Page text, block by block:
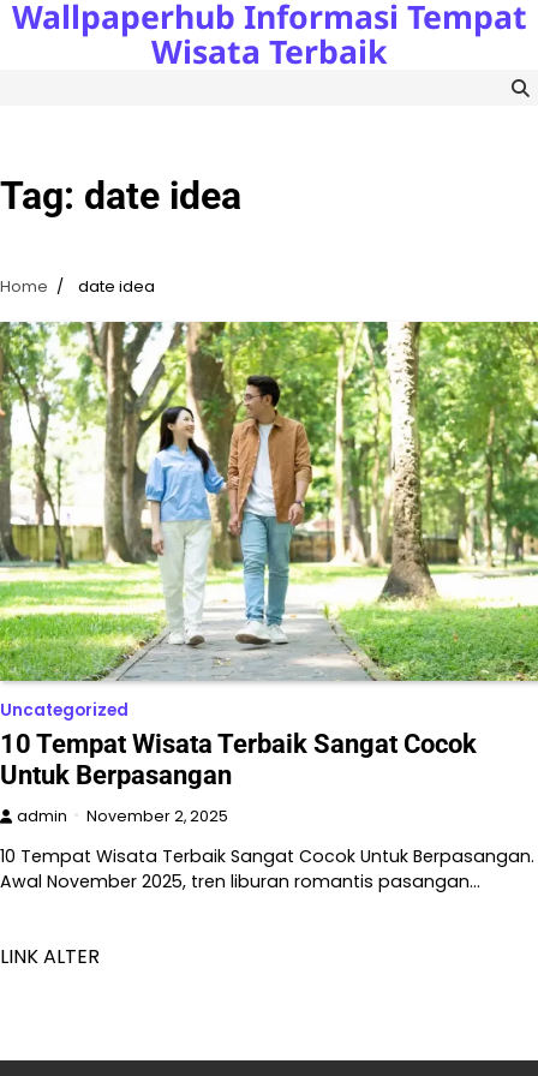
Skip
Wallpaperhub Informasi Tempat
Wisata Terbaik
Tag: date idea
Home date idea
Uncategorized
10 Tempat Wisata Terbaik Sangat Cocok
Untuk Berpasangan
admin November 2, 2025
10 Tempat Wisata Terbaik Sangat Cocok Untuk Berpasangan.
Awal November 2025, tren liburan romantis pasangan…
LINK ALTER